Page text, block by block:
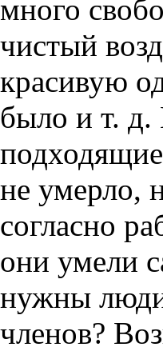
много
чистый
красивую
было и т.
не умерло,
согласно
они умели
нужны
членов?